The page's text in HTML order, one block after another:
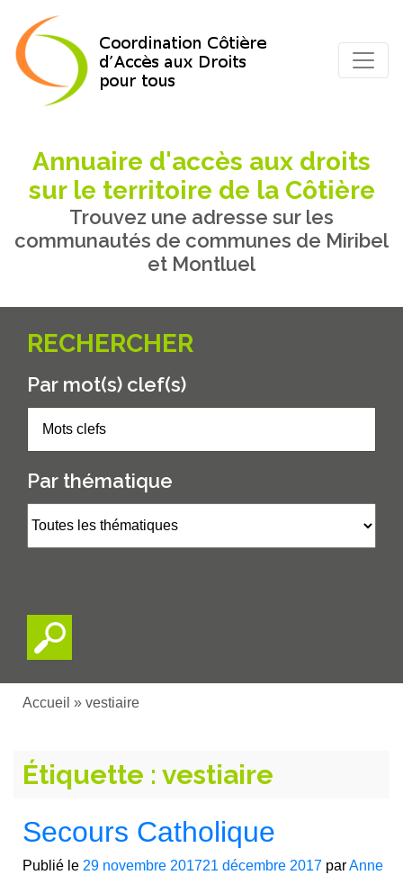
Annuaire d'accès aux droits
sur le territoire de la Côtière
Trouvez une adresse sur les
communautés de communes de Miribel
et Montluel
RECHERCHER
Par mot(s) clef(s)
Par thématique
Accueil » vestiaire
Étiquette : vestiaire
Secours Catholique
Publié le 29 novembre 201721 décembre 2017 parAnne